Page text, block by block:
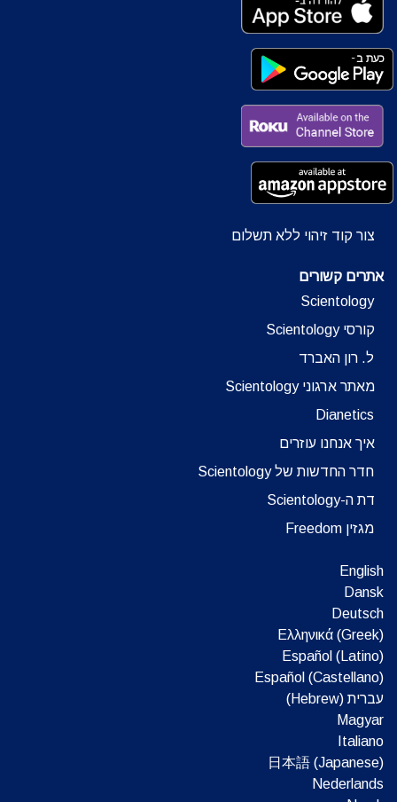
צור קוד זיהוי ללא תשלום
אתרים קשורים
Scientology
קורסי Scientology
ל. רון האברד
מאתר ארגוני Scientology
Dianetics
איך אנחנו עוזרים
חדר החדשות של Scientology
דת ה-Scientology
מגזין Freedom
English
Dansk
Deutsch
Ελληνικά (Greek)
Español (Latino)
Español (Castellano)
עברית (Hebrew)‏
Magyar
Italiano
日本語 (Japanese)
Nederlands